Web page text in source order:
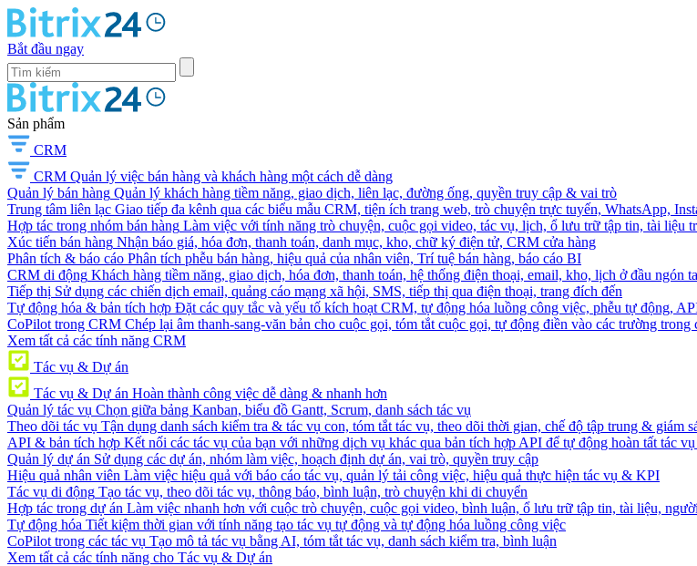
Bắt đầu ngay
Sản phẩm
CRM
CRM Quản lý việc bán hàng và khách hàng một cách dễ dàng
Quản lý bán hàng Quản lý khách hàng tiềm năng, giao dịch, liên lạc, đường ống, quyền truy cập & vai trò
Trung tâm liên lạc Giao tiếp đa kênh qua các biểu mẫu CRM, tiện ích trang web, trò chuyện trực tuyến, WhatsApp,
Hợp tác trong nhóm bán hàng Làm việc với tính năng trò chuyện, cuộc gọi video, tác vụ, lịch, ổ lưu trữ tập tin, tài liệu
Xúc tiến bán hàng Nhận báo giá, hóa đơn, thanh toán, danh mục, kho, chữ ký điện tử, CRM cửa hàng
Phân tích & báo cáo Phân tích phễu bán hàng, hiệu quả của nhân viên, Trí tuệ bán hàng, báo cáo BI
CRM di động Khách hàng tiềm năng, giao dịch, hóa đơn, thanh toán, hệ thống điện thoại, email, kho, lịch ở đầu ngón
Tiếp thị Sử dụng các chiến dịch email, quảng cáo mạng xã hội, SMS, tiếp thị qua điện thoại, trang đích đến
Tự động hóa & bản tích hợp Đặt các quy tắc và yếu tố kích hoạt CRM, tự động hóa luồng công việc, phễu tự động,
CoPilot trong CRM Chép lại âm thanh-sang-văn bản cho cuộc gọi, tóm tắt cuộc gọi, tự động điền vào các trường trong
Xem tất cả các tính năng CRM
Tác vụ & Dự án
Tác vụ & Dự án Hoàn thành công việc dễ dàng & nhanh hơn
Quản lý tác vụ Chọn giữa bảng Kanban, biểu đồ Gantt, Scrum, danh sách tác vụ
Theo dõi tác vụ Tận dụng danh sách kiểm tra & tác vụ con, tóm tắt tác vụ, theo dõi thời gian, chế độ tập trung & giám
API & bản tích hợp Kết nối các tác vụ của bạn với những dịch vụ khác qua bản tích hợp API để tự động hoàn tất tác vụ
Quản lý dự án Sử dụng các dự án, nhóm làm việc, hoạch định dự án, vai trò, quyền truy cập
Hiệu quả nhân viên Làm việc hiệu quả với báo cáo tác vụ, quản lý tải công việc, hiệu quả thực hiện tác vụ & KPI
Tác vụ di động Tạo tác vụ, theo dõi tác vụ, thông báo, bình luận, trò chuyện khi di chuyển
Hợp tác trong dự án Làm việc nhanh hơn với cuộc trò chuyện, cuộc gọi video, bình luận, ổ lưu trữ tập tin, tài liệu,
Tự động hóa Tiết kiệm thời gian với tính năng tạo tác vụ tự động và tự động hóa luồng công việc
CoPilot trong các tác vụ Tạo mô tả tác vụ bằng AI, tóm tắt tác vụ, danh sách kiểm tra, bình luận
Xem tất cả các tính năng cho Tác vụ & Dự án